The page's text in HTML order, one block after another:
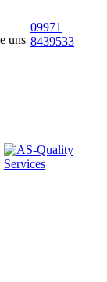
uns
09971
8439533